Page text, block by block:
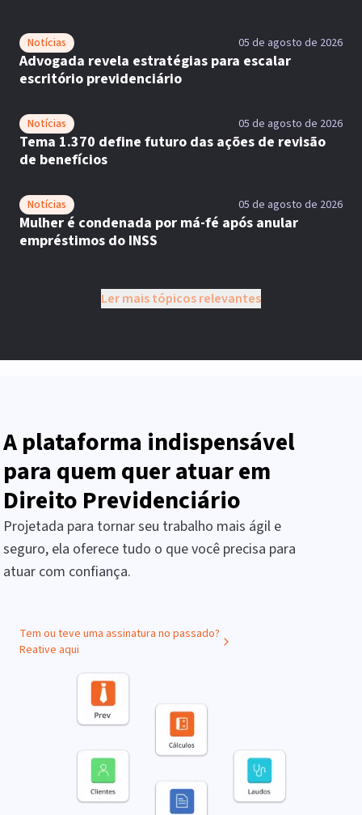
Notícias 05 de agosto de 2026
Advogada revela estratégias para escalar
escritório previdenciário
Notícias 05 de agosto de 2026
Tema 1.370 define futuro das ações de revisão
de benefícios
Notícias 05 de agosto de 2026
Mulher é condenada por má-fé após anular
empréstimos do INSS
Ler mais tópicos relevantes
A plataforma indispensável
para quem quer atuar em
Direito Previdenciário
Projetada para tornar seu trabalho mais ágil e
seguro, ela oferece tudo o que você precisa para
atuar com confiança.
Tem ou teve uma assinatura no passado?
Reative aqui